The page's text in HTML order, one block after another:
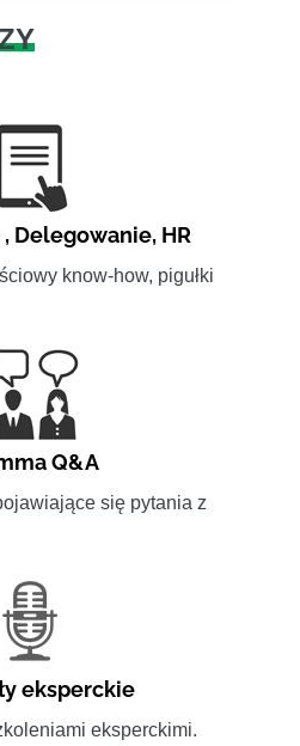
, Delegowanie, HR
know-how, pigułki
Q&A
się pytania z
eksperckie
eksperckimi.